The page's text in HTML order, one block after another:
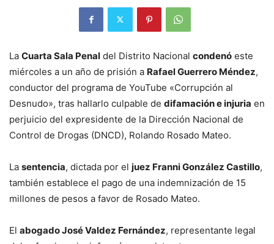
La Cuarta Sala Penal del Distrito Nacional condenó este
miércoles a un año de prisión a Rafael Guerrero Méndez,
conductor del programa de YouTube «Corrupción al
Desnudo», tras hallarlo culpable de difamación e injuria en
perjuicio del expresidente de la Dirección Nacional de
Control de Drogas (DNCD), Rolando Rosado Mateo.
La sentencia, dictada por el juez Franni González Castillo,
también establece el pago de una indemnización de 15
millones de pesos a favor de Rosado Mateo.
El abogado José Valdez Fernández, representante legal